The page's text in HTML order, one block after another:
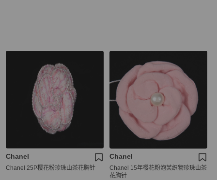
Chanel
Chanel 25P樱花粉珍珠山茶花胸针
Chanel
Chanel 15年樱花粉泡芙织物珍珠山茶
花胸针